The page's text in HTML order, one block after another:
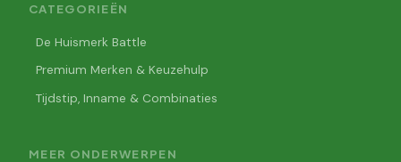
CATEGORIEËN
De Huismerk Battle
Premium Merken & Keuzehulp
Tijdstip, Inname & Combinaties
MEER ONDERWERPEN